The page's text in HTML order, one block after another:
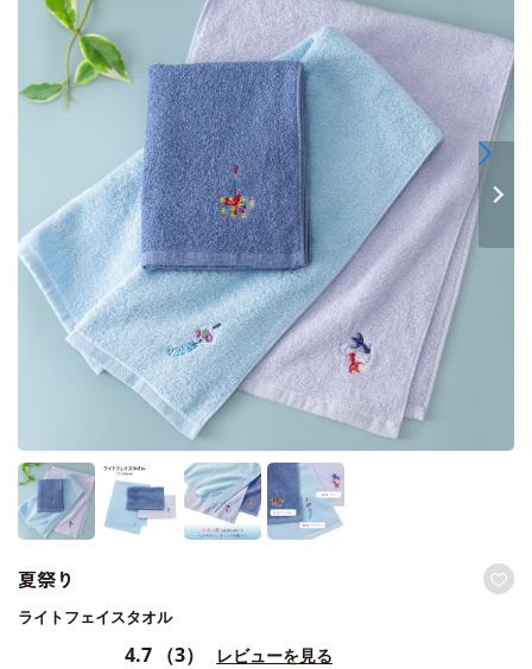
夏祭り
ライトフェイスタオル
4.7 （3） レビューを見る